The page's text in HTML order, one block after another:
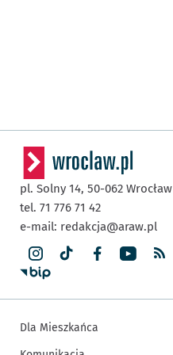
pl. Solny 14, 50-062 Wrocław
tel. 71 776 71 42
e-mail: redakcja@araw.pl
Dla Mieszkańca